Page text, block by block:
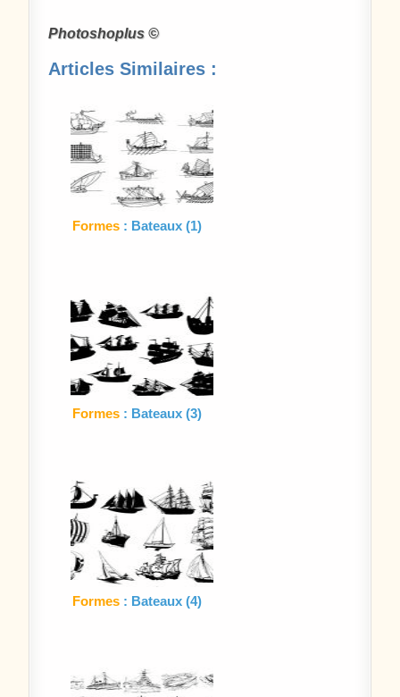
Photoshoplus ©
Articles Similaires :
Formes : Bateaux (1)
Formes : Bateaux (3)
Formes : Bateaux (4)